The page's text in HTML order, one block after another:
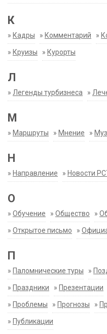
К
» Кадры » Комментарий »
» Круизы » Курорты
Л
» Легенды турбизнеса »
М
» Маршруты » Мнение »
Н
» Направление » Новости
О
» Обучение » Общество »
» Открытое письмо »
П
» Паломнические туры »
» Праздники » Презентации
» Проблемы » Прогнозы »
» Публикации